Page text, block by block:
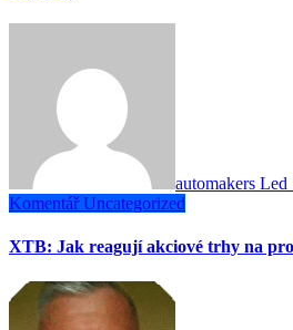
automakers Led
Komentář Uncategorized
XTB: Jak reagují akciové trhy na